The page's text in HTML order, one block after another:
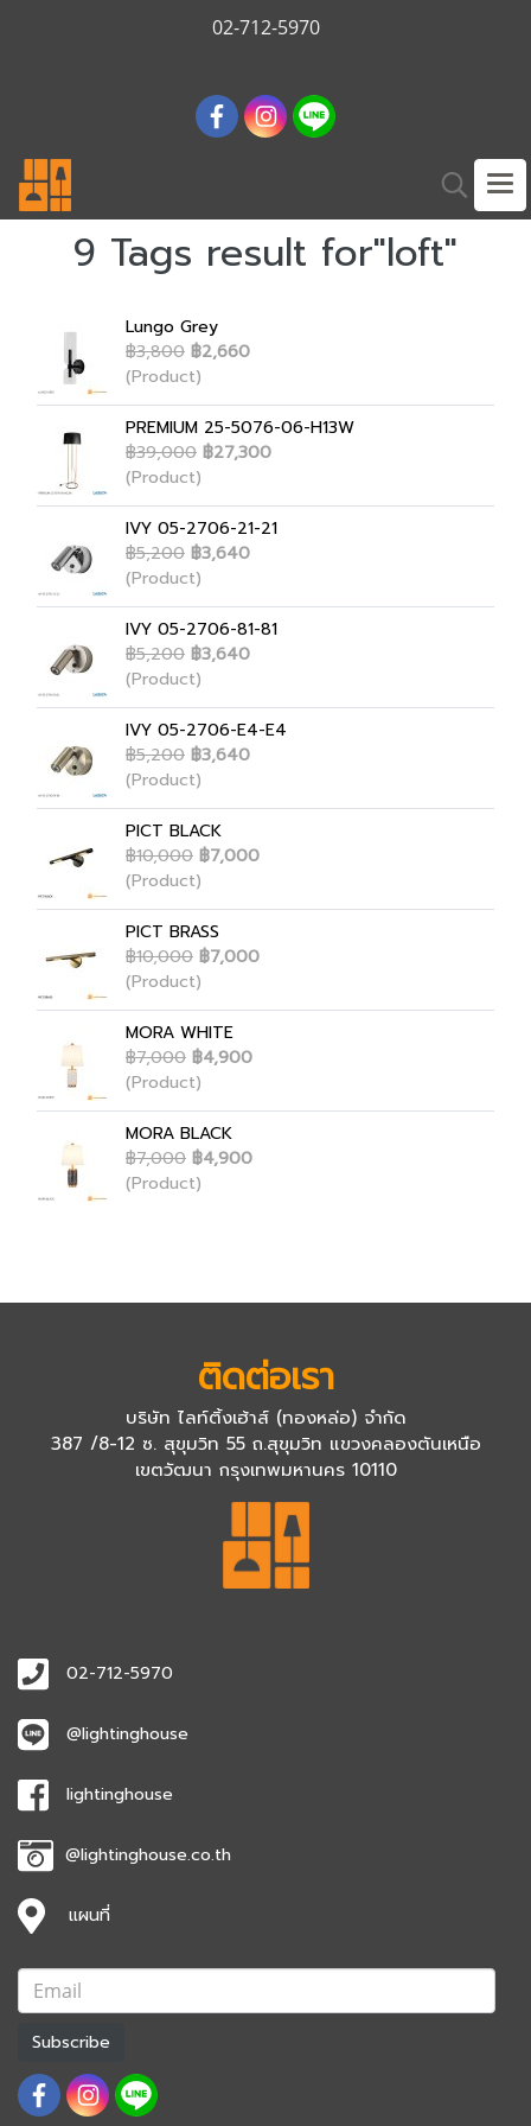
02-712-5970
9 Tags result for"loft"
Lungo Grey
฿3,800 ฿2,660
(Product)
PREMIUM 25-5076-06-H13W
฿39,000 ฿27,300
(Product)
IVY 05-2706-21-21
฿5,200 ฿3,640
(Product)
IVY 05-2706-81-81
฿5,200 ฿3,640
(Product)
IVY 05-2706-E4-E4
฿5,200 ฿3,640
(Product)
PICT BLACK
฿10,000 ฿7,000
(Product)
PICT BRASS
฿10,000 ฿7,000
(Product)
MORA WHITE
฿7,000 ฿4,900
(Product)
MORA BLACK
฿7,000 ฿4,900
(Product)
ติดต่อเรา
บริษัท ไลท์ติ้งเฮ้าส์ (ทองหล่อ) จำกัด
387 /8-12 ซ. สุขุมวิท 55 ถ.สุขุมวิท แขวงคลองตันเหนือ
เขตวัฒนา กรุงเทพมหานคร 10110
02-712-5970
@lightinghouse
lightinghouse
@lightinghouse.co.th
แผนที่
Subscribe